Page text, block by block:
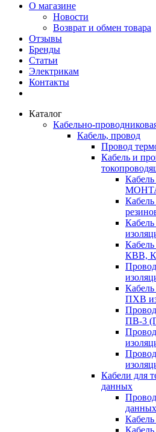
О магазине
Новости
Возврат и обмен товара
Отзывы
Бренды
Статьи
Электрикам
Контакты
Каталог
Кабельно-
Кабель, провод
Провод
Кабель и
КВВ,
ПХВ
ПВ-3
Кабели для
данных
данных
Кабель